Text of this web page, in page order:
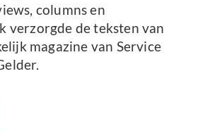
columns en
verzorgde de teksten van
magazine van Service